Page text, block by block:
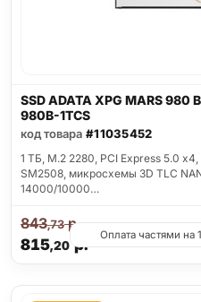
SSD ADATA XPG MARS 980
980B-1TCS
код товара #11035452
1 ТБ, M.2 2280, PCI Express 5.0
SM2508, микросхемы 3D TLC
14000/10000…
815,20р.
843,73р.
Оплата частями на